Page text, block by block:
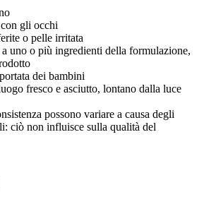
gli occhi
o pelle irritata
uno o più ingredienti della formulazione,
dei bambini
fresco e asciutto, lontano dalla luce
possono variare a causa degli
ciò non influisce sulla qualità del